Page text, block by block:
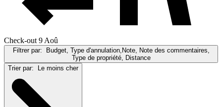
Check-out 9 Aoû
Filtrer par:
Budget, Type d'annulation,Note, Note des commentaires,
Type de propriété, Distance
Trier par:
Le moins cher